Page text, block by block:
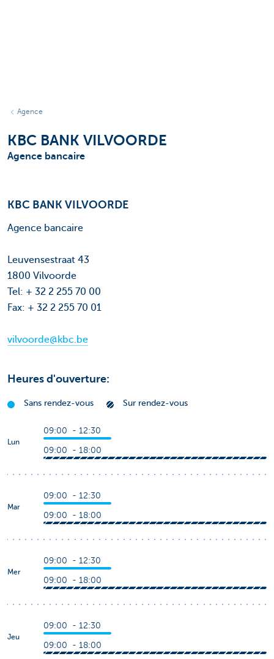
Agence
KBC BANK VILVOORDE
Agence bancaire
KBC BANK VILVOORDE
Agence bancaire
Leuvensestraat 43
1800 Vilvoorde
Tel: + 32 2 255 70 00
Fax: + 32 2 255 70 01
vilvoorde@kbc.be
Heures d'ouverture:
Sans rendez-vous Sur rendez-vous
Lun
09:00 - 12:30
09:00 - 18:00
Mar
09:00 - 12:30
09:00 - 18:00
Mer
09:00 - 12:30
09:00 - 18:00
Jeu
09:00 - 12:30
09:00 - 18:00